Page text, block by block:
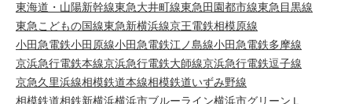
東海道・山陽新幹線東急大井町線東急田園都市線東急目黒線
東急こどもの国線東急新横浜線京王電鉄相模原線
小田急電鉄小田原線小田急電鉄江ノ島線小田急電鉄多摩線
京浜急行電鉄本線京浜急行電鉄大師線京浜急行電鉄逗子線
京急久里浜線相模鉄道本線相模鉄道いずみ野線
相模鉄道相鉄新横浜横浜市ブルーライン横浜市グリーンＬ